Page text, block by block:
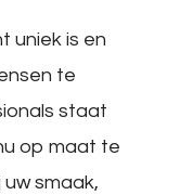
uniek is en
te
staat
op maat te
smaak,